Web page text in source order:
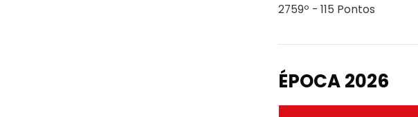
2759º - 115 Pontos
ÉPOCA 2026